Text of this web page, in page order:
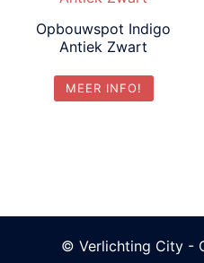
Opbouwspot Indigo
Antiek Zwart
MEER INFO!
© Verlichting City -